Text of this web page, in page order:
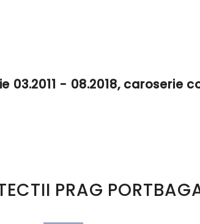
- 08.2018, caroserie
PRAG